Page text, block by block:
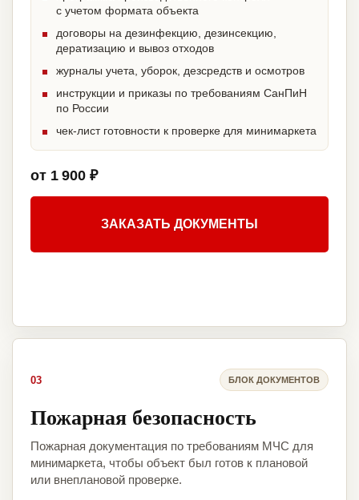
с учетом формата объекта
договоры на дезинфекцию, дезинсекцию,
дератизацию и вывоз отходов
журналы учета, уборок, дезсредств и осмотров
инструкции и приказы по требованиям СанПиН
по России
чек-лист готовности к проверке для минимаркета
от 1 900 ₽
ЗАКАЗАТЬ ДОКУМЕНТЫ
03 БЛОК ДОКУМЕНТОВ
Пожарная безопасность
Пожарная документация по требованиям МЧС для
минимаркета, чтобы объект был готов к плановой
или внеплановой проверке.